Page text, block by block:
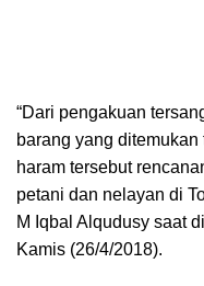
“Dari pengakuan
barang yang
haram tersebut
petani dan nelayan di
M Iqbal Alqudusy saat
Kamis (26/4/2018).